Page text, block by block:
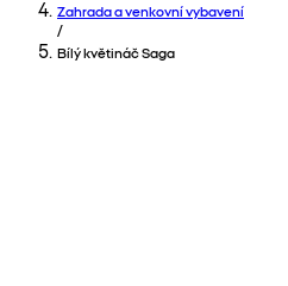
Zahrada a venkovní vybavení
/
Bílý květináč Saga